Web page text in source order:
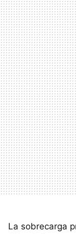
La sobrecarga